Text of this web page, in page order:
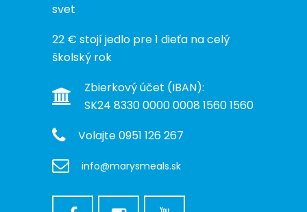
svet
22 € stojí jedlo pre 1 dieťa na celý
školský rok
Zbierkový účet (IBAN):
SK24 8330 0000 0008 1560 1560
Volajte 0951 126 267
info@marysmeals.sk